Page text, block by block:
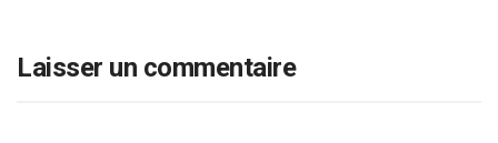
Laisser un commentaire